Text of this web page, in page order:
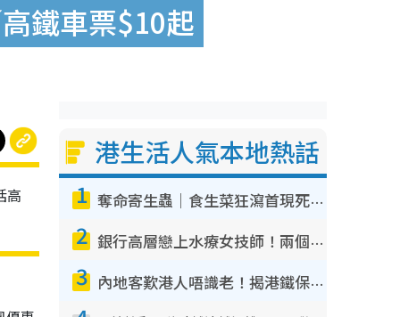
鐵車票$10起
高
港生活人氣本地熱話
1 奪命寄生蟲｜食生菜狂瀉首現死者！疫潮惡化錄1.8萬宗病例 揭洗菜3大謬誤
2 銀行高層戀上水療女技師！兩個月借128萬驚覺「沉船」沉落火海 揭背後疑似邪教操控賣淫
3 內地客歎港人唔識老！揭港鐵保鮮級冷氣 港人求放過：咪投訴